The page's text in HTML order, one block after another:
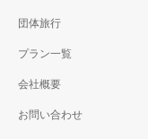
団体旅行
プラン一覧
会社概要
お問い合わせ